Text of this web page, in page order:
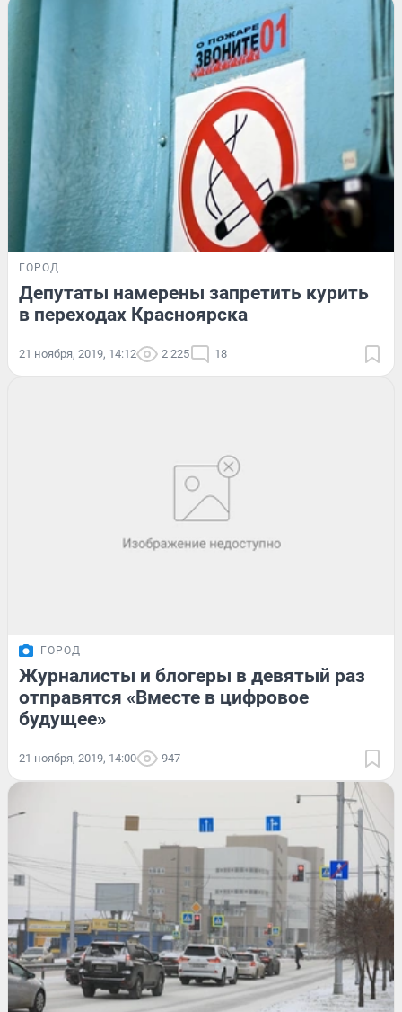
ГОРОД
Депутаты намерены запретить курить
в переходах Красноярска
21 ноября, 2019, 14:12 2 225 18
ГОРОД
Журналисты и блогеры в девятый раз
отправятся «Вместе в цифровое
будущее»
21 ноября, 2019, 14:00 947